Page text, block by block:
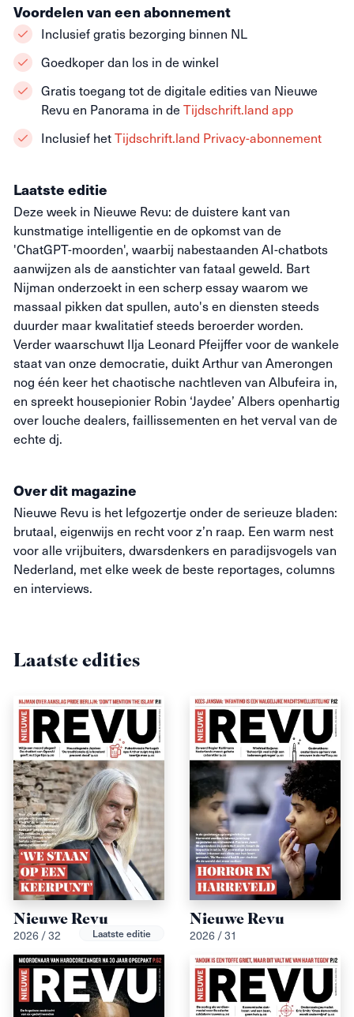
Laatste editie
Deze week in Nieuwe Revu: de duistere kant van
kunstmatige intelligentie en de opkomst van de
'ChatGPT-moorden', waarbij nabestaanden AI-chatbots
aanwijzen als de aanstichter van fataal geweld. Bart
Nijman onderzoekt in een scherp essay waarom we
massaal pikken dat spullen, auto's en diensten steeds
duurder maar kwalitatief steeds beroerder worden.
Verder waarschuwt Ilja Leonard Pfeijffer voor de wankele
staat van onze democratie, duikt Arthur van Amerongen
nog één keer het chaotische nachtleven van Albufeira in,
en spreekt housepionier Robin ‘Jaydee’ Albers openhartig
over louche dealers, faillissementen en het verval van de
echte dj.
Over dit magazine
Nieuwe Revu is het lefgozertje onder de serieuze bladen:
brutaal, eigenwijs en recht voor z’n raap. Een warm nest
voor alle vrijbuiters, dwarsdenkers en paradijsvogels van
Nederland, met elke week de beste reportages, columns
en interviews.
Voordelen van een abonnement
Inclusief gratis bezorging binnen NL
Goedkoper dan los in de winkel
Gratis toegang tot de digitale edities van Nieuwe
Revu en Panorama in de Tijdschrift.land app
Inclusief hetTijdschrift.land Privacy-abonnement
Laatste edities
Nieuwe Revu
2026 / 32 Laatste editie
Nieuwe Revu
2026 / 31